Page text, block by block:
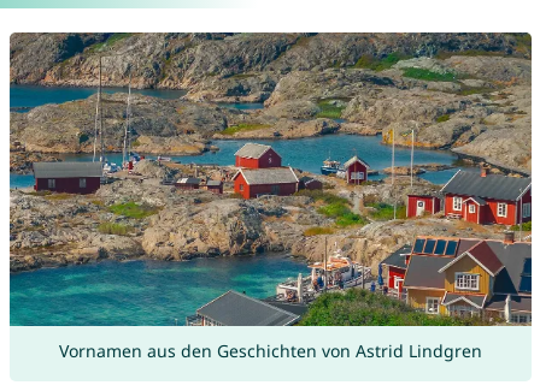
Vornamen aus den Geschichten von Astrid Lindgren